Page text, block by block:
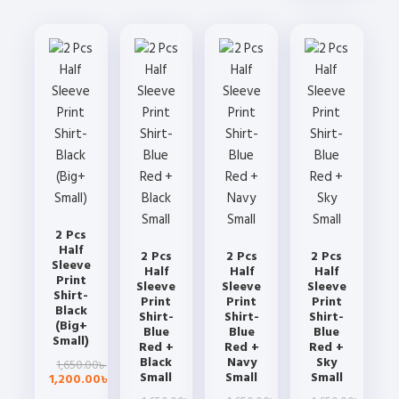
may
be
chosen
on
the
product
page
may
be
chosen
on
the
product
page
may
be
chosen
on
the
product
page
multiple
variants.
The
options
may
be
chosen
on
the
page
2 Pcs
Half
Sleeve
Print
Shirt-
Black
(Big+
Small)
1,650.00৳Original
price
was:
1,200.00৳
Current
price
is:
2 Pcs
Half
Sleeve
Print
Shirt-
Blue
Red +
Black
Small
2 Pcs
Half
Sleeve
Print
Shirt-
Blue
Red +
Navy
Small
2 Pcs
Half
Sleeve
Print
Shirt-
Blue
Red +
Sky
Small